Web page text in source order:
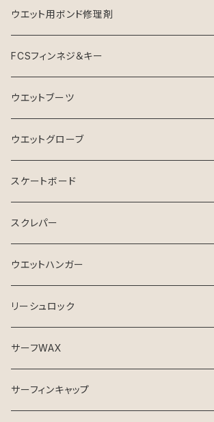
ウエット用ボンド修理剤
FCSフィンネジ＆キー
ウエットブーツ
リーフブーツ
ウエットグローブ
スケートボード
スクレパー
ウエットハンガー
リーシュロック
サーフWAX
サーフィンキャップ